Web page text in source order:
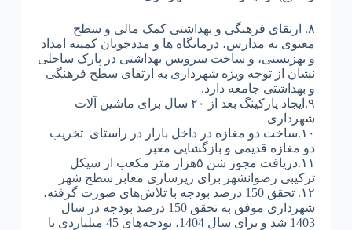
۸. ارتقای فرهنگی و بهداشتی کمک مالی و سطح
معنوی به مدارس، درمانگاه ها و مددجویان کمیته امداد
و بهزیستی، و ساخت سرویس بهداشتی در پارک ساحلی
نشان از توجه ویژه شهرداری به ارتقای سطح فرهنگی
و بهداشتی جامعه دارد.
۹.ایجاد پارکینگ بعد از ۲۰ سال برای ماشین آلات
شهرداری
۱۰.ساخت دو مغازه در داخل بازار در راستای تخریب
دو مغازه قدیمی و بازگشایی معبر
۱۱.دریافت مجوز شن ۵هزار متر مکعب از سیکل
ترکیبی رضوانشهر برای زیرسازی معابر سطح شهر
۱۲. تحقق 150 درصد بودجه با تلاش‌های صورت گرفته،
شهرداری موفق به تحقق 150 درصد بودجه در سال
1403 شد و برای سال 1404، بودجه‌های 45 میلیاردی با